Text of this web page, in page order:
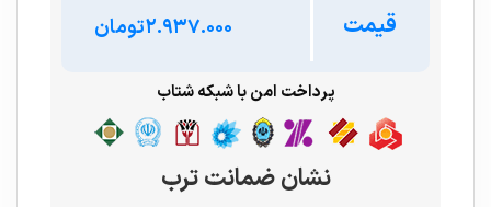
قیمت تومان
پرداخت امن با شبکه شتاب
نشان ضمانت ترب